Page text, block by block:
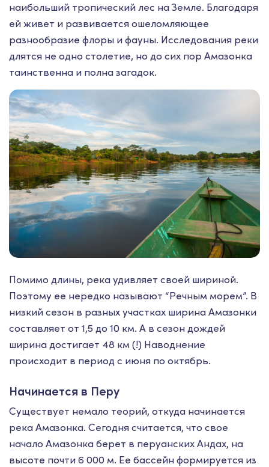
наибольший тропический лес на Земле. Благодаря
ей живет и развивается ошеломляющее
разнообразие флоры и фауны. Исследования реки
длятся не одно столетие, но до сих пор Амазонка
таинственна и полна загадок.
Помимо длины, река удивляет своей шириной.
Поэтому ее нередко называют “Речным морем”. В
низкий сезон в разных участках ширина Амазонки
составляет от 1,5 до 10 км. А в сезон дождей
ширина достигает 48 км (!) Наводнение
происходит в период с июня по октябрь.
Начинается в Перу
Существует немало теорий, откуда начинается
река Амазонка. Сегодня считается, что свое
начало Амазонка берет в перуанских Андах, на
высоте почти 6 000 м. Ее бассейн формируется из